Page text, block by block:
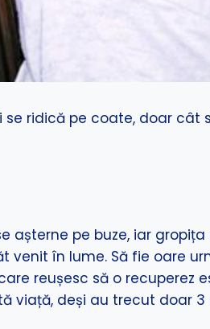
ridică pe coate, doar cât
așterne pe buze, iar gropița
în lume. Să fie oare
reușesc să o recuperez
viață, deși au trecut doar 3